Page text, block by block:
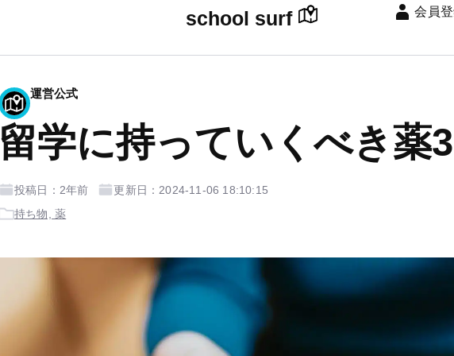
school surf 会員
運営公式
留学に持っていくべき薬
投稿日：2年前
更新日：2024-11-06 18:10:15
持ち物, 薬